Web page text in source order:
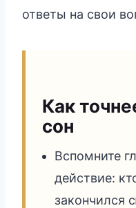
ответы на свои
Как
сон
Вспомните
действие:
закончился